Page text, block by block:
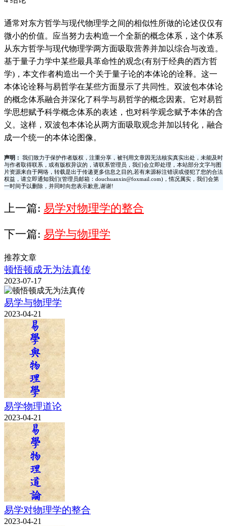
通常对东方哲学与现代物理学之间的相似性所做的论述仅仅有
微小的价值。应当努力去构造一个全新的概念体系，这个体系
从东方哲学与现代物理学两方面吸取营养并加以综合与改造。
基于量子力学中某些最具革命性的观念(有别于经典的西方哲
学)，本文作者构造出一个关于量子论的本体论的诠释。这一
本体论诠释与易哲学在某些方面显示了共同性。双波包本体论
的概念体系融合并深化了科学与易哲学的概念因素。它对易哲
学思想赋予科学概念体系的表述，也对科学观念赋予本体的含
义。这样，双波包本体论从两方面吸取观念并加以转化，融合
成一个统一的本体论图像。
声明：
我们致力于保护作者版权，注重分享，被刊用文章因无法核实真实出处，未能及时
与作者取得联系，或有版权异议的，请联系管理员，我们会立即处理，本站部分文字与图
片资源来自于网络，转载是出于传递更多信息之目的,若有来源标注错误或侵犯了您的合法
权益，请立即通知我们(管理员邮箱：douchuanxin@foxmail.com)，情况属实，我们会第
一时间予以删除，并同时向您表示歉意,谢谢!
上一篇: 易学对物理学的整合
下一篇: 易学与物理学
推荐文章
顿悟顿成无为法真传
2023-07-17
易学与物理学
2023-04-21
易学物理道论
2023-04-21
易学对物理学的整合
2023-04-21